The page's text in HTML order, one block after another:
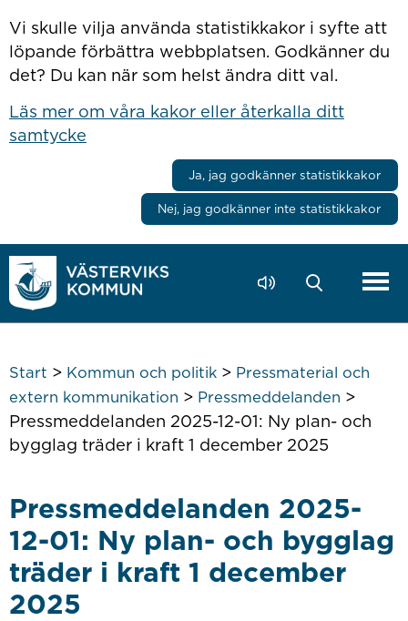
Vi skulle vilja använda statistikkakor i syfte att
löpande förbättra webbplatsen. Godkänner du
det? Du kan när som helst ändra ditt val.
Läs mer om våra kakor eller återkalla ditt
samtycke
Ja, jag godkänner statistikkakor
Nej, jag godkänner inte statistikkakor
Start > Kommun och politik> Pressmaterial och
extern kommunikation > Pressmeddelanden >
Pressmeddelanden 2025-12-01: Ny plan- och
bygglag träder i kraft 1 december 2025
Pressmeddelanden 2025-
12-01: Ny plan- och bygglag
träder i kraft 1 december
2025